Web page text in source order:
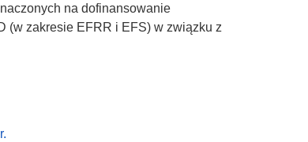
na dofinansowanie
(w zakresie EFRR i EFS) w związku z